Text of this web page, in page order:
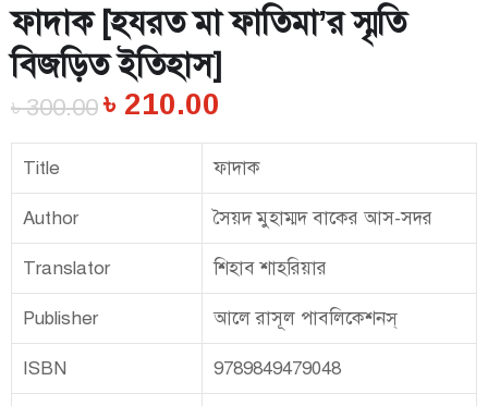
ফাদাক [হযরত মা ফাতিমা’র স্মৃতি
বিজড়িত ইতিহাস]
৳300.00 ৳ 210.00
Title ফাদাক
Author সৈয়দ মুহাম্মদ বাকের আস-সদর
Translator শিহাব শাহরিয়ার
Publisher আলে রাসূল পাবলিকেশনস্
ISBN 9789849479048